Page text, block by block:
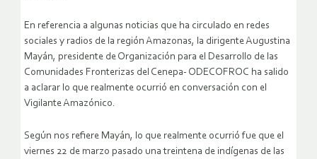
En referencia a algunas noticias que ha circulado en redes
sociales y radios de la región Amazonas, la dirigente Augustina
Mayán, presidente de Organización para el Desarrollo de las
Comunidades Fronterizas del Cenepa- ODECOFROC ha salido
a aclarar lo que realmente ocurrió en conversación con el
Vigilante Amazónico.
Según nos refiere Mayán, lo que realmente ocurrió fue que el
viernes 22 de marzo pasado una treintena de indígenas de las